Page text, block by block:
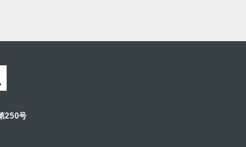
250号